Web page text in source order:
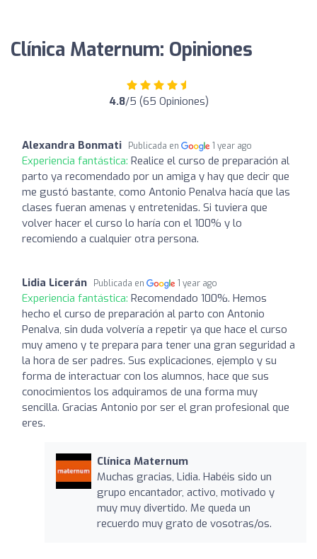
Clínica Maternum: Opiniones
4.8/5 (65 Opiniones)
Alexandra Bonmati Publicada en 1 year ago
Experiencia fantástica: Realice el curso de preparación al
parto ya recomendado por un amiga y hay que decir que
me gustó bastante, como Antonio Penalva hacía que las
clases fueran amenas y entretenidas. Si tuviera que
volver hacer el curso lo haría con el 100% y lo
recomiendo a cualquier otra persona.
Lidia Licerán Publicada en 1 year ago
Experiencia fantástica: Recomendado 100%. Hemos
hecho el curso de preparación al parto con Antonio
Penalva, sin duda volvería a repetir ya que hace el curso
muy ameno y te prepara para tener una gran seguridad a
la hora de ser padres. Sus explicaciones, ejemplo y su
forma de interactuar con los alumnos, hace que sus
conocimientos los adquiramos de una forma muy
sencilla. Gracias Antonio por ser el gran profesional que
eres.
Clínica Maternum
Muchas gracias, Lidia. Habéis sido un
grupo encantador, activo, motivado y
muy muy divertido. Me queda un
recuerdo muy grato de vosotras/os.